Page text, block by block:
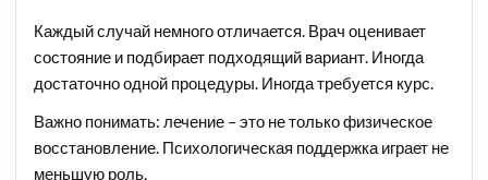
Каждый случай немного отличается. Врач оценивает
состояние и подбирает подходящий вариант. Иногда
достаточно одной процедуры. Иногда требуется курс.
Важно понимать: лечение – это не только физическое
восстановление. Психологическая поддержка играет не
меньшую роль.